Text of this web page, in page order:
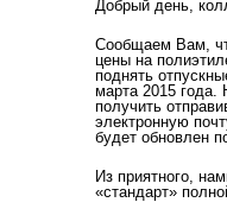
Добрый день,
Сообщаем Вам,
цены на
поднять
марта 2015
получить
электронную
будет обновлен
Из приятного,
«стандарт»